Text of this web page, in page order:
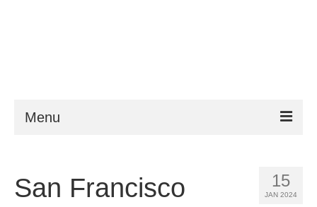
Menu
Krav 15
JAN 2024
San Francisco